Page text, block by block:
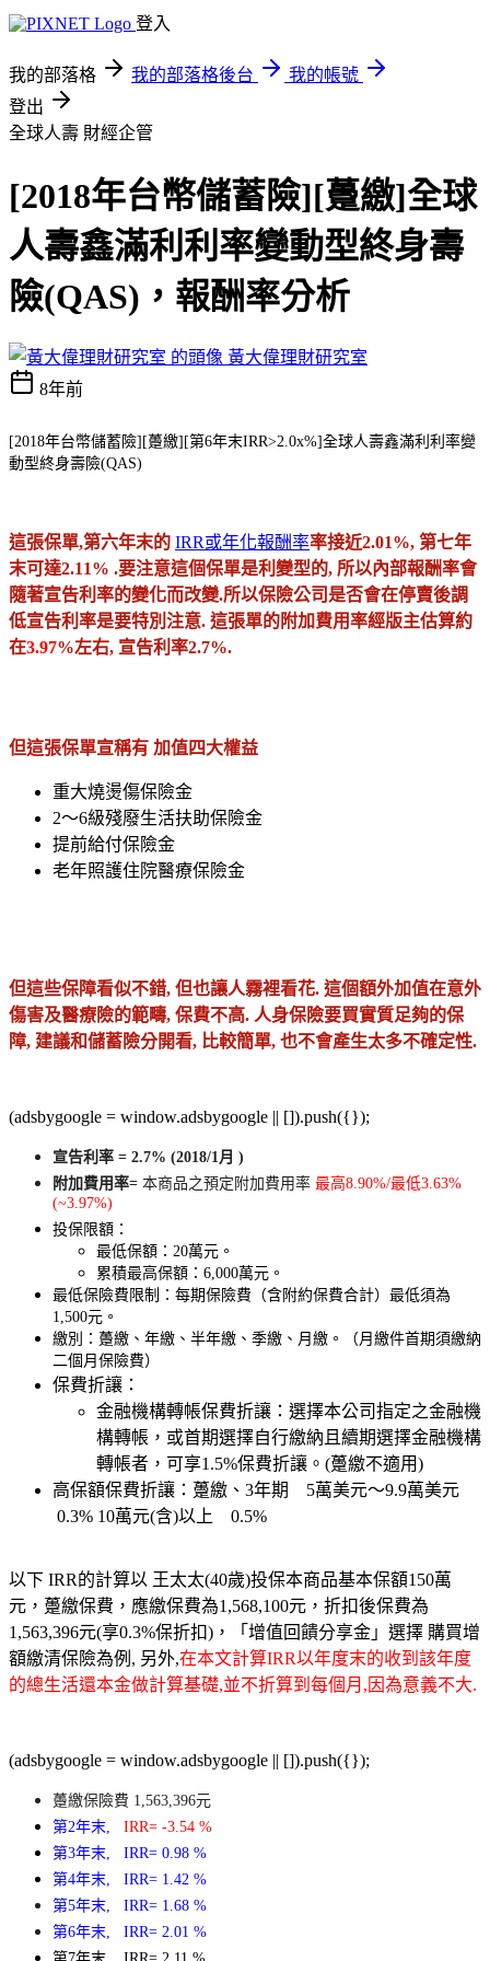
登入
我的部落格 我的部落格後台
我的帳號
登出
全球人壽 財經企管
[2018年台幣儲蓄險][躉繳]全球
人壽鑫滿利利率變動型終身壽
險(QAS)，報酬率分析
黃大偉理財研究室
8年前
[2018年台幣儲蓄險][躉繳][第6年末IRR>2.0x%]全球人壽鑫滿利利率變
動型終身壽險(QAS)
這張保單,第六年末的 IRR或年化報酬率率接近2.01%, 第七年
末可達2.11% .要注意這個保單是利變型的, 所以內部報酬率會
隨著宣告利率的變化而改變.所以保險公司是否會在停賣後調
低宣告利率是要特別注意. 這張單的附加費用率經版主估算約
在3.97%左右, 宣告利率2.7%.
但這張保單宣稱有 加值四大權益
重大燒燙傷保險金
2～6級殘廢生活扶助保險金
提前給付保險金
老年照護住院醫療保險金
但這些保障看似不錯, 但也讓人霧裡看花. 這個額外加值在意外
傷害及醫療險的範疇, 保費不高. 人身保險要買實質足夠的保
障, 建議和儲蓄險分開看, 比較簡單, 也不會產生太多不確定性.
(adsbygoogle = window.adsbygoogle || []).push({});
宣告利率 = 2.7% (2018/1月 )
附加費用率= 本商品之預定附加費用率 最高8.90%/最低3.63%
(~3.97%)
投保限額：
最低保額：20萬元。
累積最高保額：6,000萬元。
最低保險費限制：每期保險費（含附約保費合計）最低須為
1,500元。
繳別：躉繳、年繳、半年繳、季繳、月繳。（月繳件首期須繳納
二個月保險費）
保費折讓：
金融機構轉帳保費折讓：選擇本公司指定之金融機
構轉帳，或首期選擇自行繳納且續期選擇金融機構
轉帳者，可享1.5%保費折讓。(躉繳不適用)
高保額保費折讓：躉繳、3年期 5萬美元～9.9萬美元
0.3% 10萬元(含)以上 0.5%
以下 IRR的計算以 王太太(40歲)投保本商品基本保額150萬
元，躉繳保費，應繳保費為1,568,100元，折扣後保費為
1,563,396元(享0.3%保折扣)，「增值回饋分享金」選擇 購買增
額繳清保險為例, 另外,在本文計算IRR以年度末的收到該年度
的總生活還本金做計算基礎,並不折算到每個月,因為意義不大.
(adsbygoogle = window.adsbygoogle || []).push({});
躉繳保險費 1,563,396元
第2年末, IRR= -3.54 %
第3年末, IRR= 0.98 %
第4年末, IRR= 1.42 %
第5年末, IRR= 1.68 %
第6年末, IRR= 2.01 %